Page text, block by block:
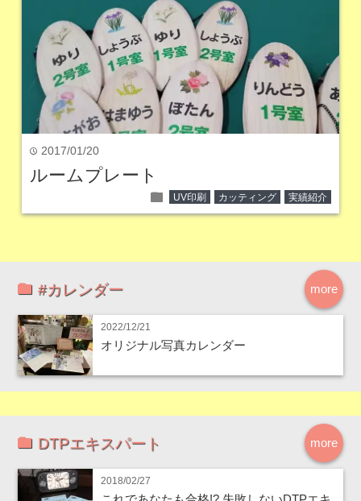
time 2017/01/20
ルームプレート
folder UV印刷 カッティング 実績紹介
more
#カレンダー
2022/12/21
オリジナル写真カレンダー
more
DTPエキスパート
2018/02/27